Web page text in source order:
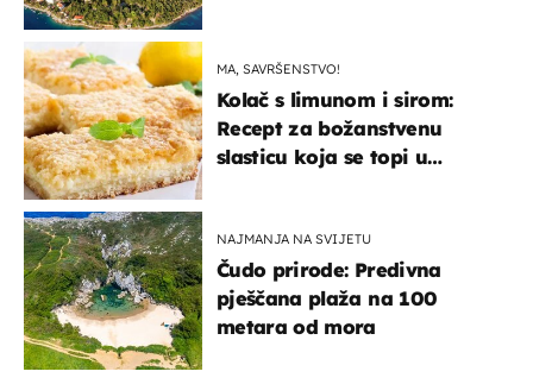
MA, SAVRŠENSTVO!
Kolač s limunom i sirom:
Recept za božanstvenu
slasticu koja se topi u
NAJMANJA NA SVIJETU
Čudo prirode: Predivna
pješčana plaža na 100
metara od mora